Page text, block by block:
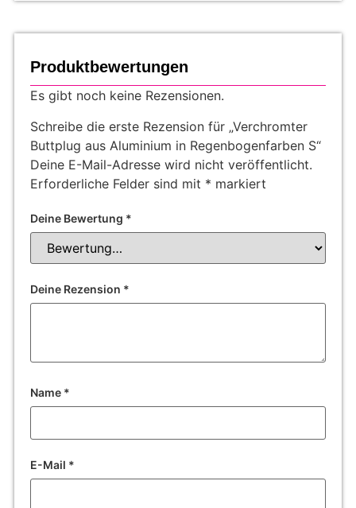
Produktbewertungen
Es gibt noch keine Rezensionen.
Schreibe die erste Rezension für „Verchromter
Buttplug aus Aluminium in Regenbogenfarben S“
Deine E-Mail-Adresse wird nicht veröffentlicht.
Erforderliche Felder sind mit * markiert
Deine Bewertung *
Deine Rezension *
Name *
E-Mail *